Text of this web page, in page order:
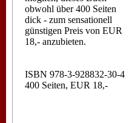
obwohl über 400 Seiten
dick - zum sensationell
günstigen Preis von EUR
18,- anzubieten.
ISBN 978-3-928832-30-4
400 Seiten, EUR 18,-